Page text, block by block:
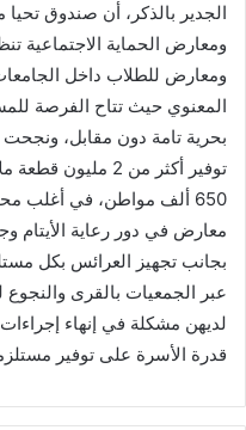
الجدير بالذكر، أن صندوق
ومعارض الحماية الاجتماعية
ومعارض للطلاب داخل
المعنوي حيث تتاح الفرصة
بحرية تامة دون مقابل، ونجحت
توفير أكثر من 2
650 ألف مواطن، في أغلب
معارض في دور رعاية الأيتام
بجانب تجهيز العرائس بكل
عبر الجمعيات بالقرى والنجوع
لديهن مشكلة في إنهاء
قدرة الأسرة على توفير